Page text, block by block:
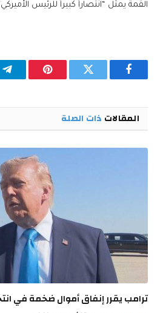
القمة يمثل “انتصاراً كبيراً للرئيس
فيسبوك تويتر بينتيريست
المقالات ذات الصلة
ترامب يقرر إنفاق أموال ضخمة في